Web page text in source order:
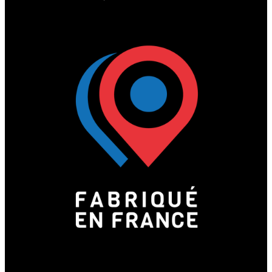
s’intègrent aux voiries, patios,
centres-villes et espaces publics.
Nous proposons plusieurs
options pour répondre à chaque
besoin d’aménagement.
Des bacs sans fond permettent
une plantation directe en pleine
Une réserve d’eau intégrée peut
faciliter l’entretien des
plantations.